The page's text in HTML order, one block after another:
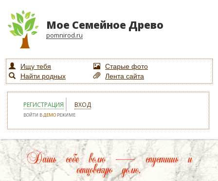
Мое Семейное Древо
pomnirod.ru
Ищу тебя
Старые фото
Найти родных
Лента сайта
РЕГИСТРАЦИЯ ВХОД
ВОЙТИ ВДЕМО РЕЖИМЕ
Дашь себе волю — спустишь и
отцовскую долю.